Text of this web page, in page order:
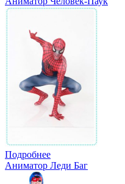
Подробнее
Аниматор Леди Баг